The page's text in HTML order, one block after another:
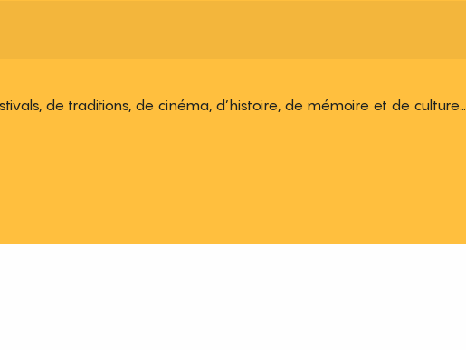
de traditions, de cinéma, d’histoire, de mémoire et de culture…
aux favoris